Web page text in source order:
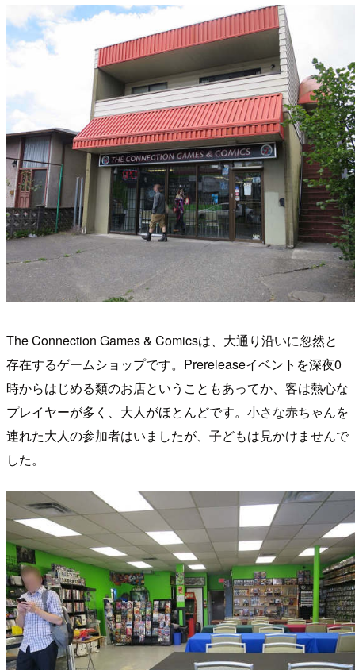
The Connection Games & Comicsは、大通り沿いに忽然と
存在するゲームショップです。Prereleaseイベントを深夜0
時からはじめる類のお店ということもあってか、客は熱心な
プレイヤーが多く、大人がほとんどです。小さな赤ちゃんを
連れた大人の参加者はいましたが、子どもは見かけませんで
した。